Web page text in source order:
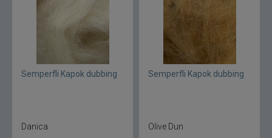
Semperfli Kapok dubbing
Danica
Semperfli Kapok dubbing
Olive Dun